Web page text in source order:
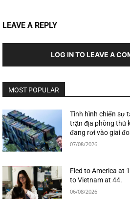
LEAVE A REPLY
LOG IN TO LEAVE A
MOST POPULAR
Tình hình chiến sự
trận địa phòng thủ
đang rơi vào giai
07/08/2026
Fled to America at
to Vietnam at 44.
06/08/2026